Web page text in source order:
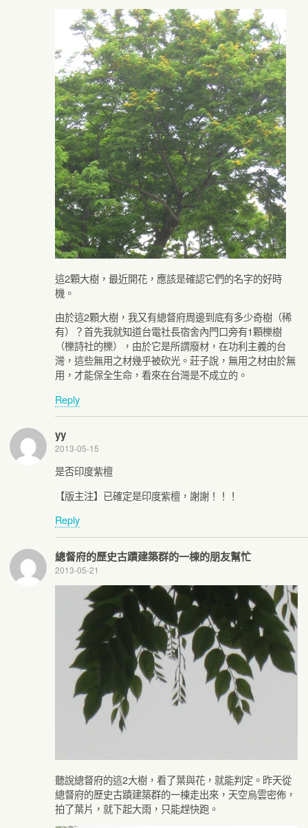
這2顆大樹，最近開花，應該是確認它們的名字的好時
機。
由於這2顆大樹，我又有總督府周邊到底有多少奇樹（稀
有）？首先我就知道台電社長宿舍內門口旁有1顆櫟樹
（櫟詩社的櫟），由於它是所謂廢材，在功利主義的台
灣，這些無用之材幾乎被砍光。莊子說，無用之材由於無
用，才能保全生命，看來在台灣是不成立的。
Reply
yy
2013-05-15
是否印度紫檀
【版主注】已確定是印度紫檀，謝謝！！！
Reply
總督府的歷史古蹟建築群的一棟的朋友幫忙
2013-05-21
聽說總督府的這2大樹，看了葉與花，就能判定。昨天從
總督府的歷史古蹟建築群的一棟走出來，天空烏雲密佈，
拍了葉片，就下起大雨，只能趕快跑。